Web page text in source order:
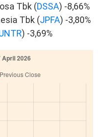
Tbk (DSSA) -8,66%
Tbk (JPFA) -3,80%
) -3,69%